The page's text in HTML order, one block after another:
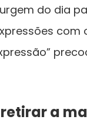
do dia
com
a